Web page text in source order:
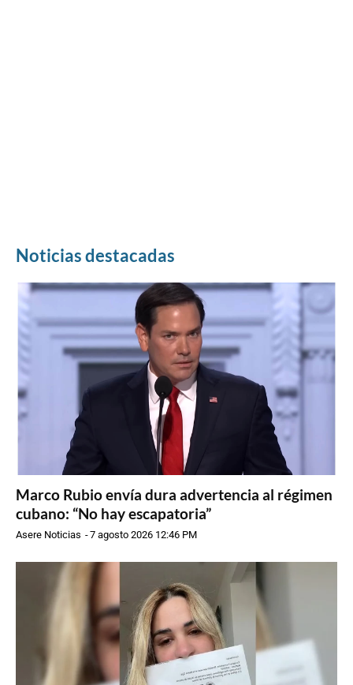
Noticias destacadas
Marco Rubio envía dura advertencia al régimen
cubano: “No hay escapatoria”
Asere Noticias -7 agosto 2026 12:46 PM